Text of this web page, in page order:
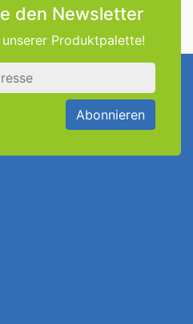
den Newsletter
Produktpalette!
Abonnieren